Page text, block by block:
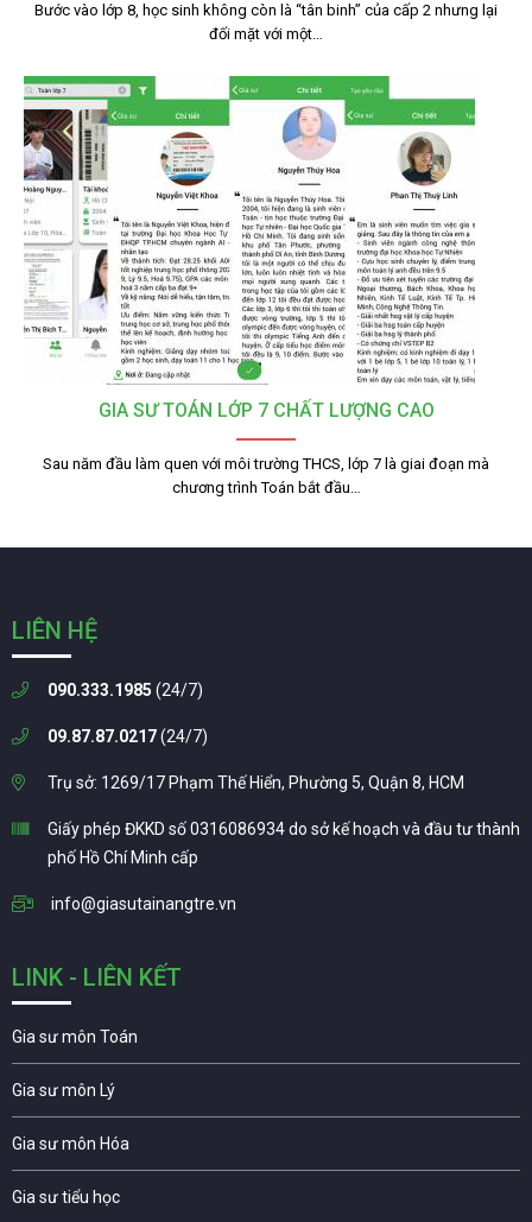
Bước vào lớp 8, học sinh không còn là “tân binh” của cấp 2 nhưng lại
đối mặt với một…
GIA SƯ TOÁN LỚP 7 CHẤT LƯỢNG CAO
Sau năm đầu làm quen với môi trường THCS, lớp 7 là giai đoạn mà
chương trình Toán bắt đầu…
LIÊN HỆ
090.333.1985 (24/7)
09.87.87.0217(24/7)
Trụ sở: 1269/17 Phạm Thế Hiển, Phường 5, Quận 8, HCM
Giấy phép ĐKKD số 0316086934 do sở kế hoạch và đầu tư thành
phố Hồ Chí Minh cấp
info@giasutainangtre.vn
LINK - LIÊN KẾT
Gia sư môn Toán
Gia sư môn Lý
Gia sư môn Hóa
Gia sư tiểu học